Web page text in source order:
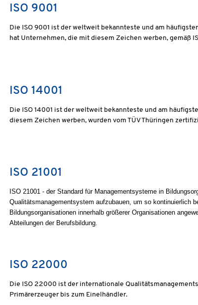
ISO 9001
Die ISO 9001 ist der weltweit bekannteste und am
hat Unternehmen, die mit diesem Zeichen werben, gemäß
ISO 14001
Die ISO 14001 ist der weltweit bekannteste und am
diesem Zeichen werben, wurden vom TÜV Thüringen
ISO 21001
ISO 21001 - der Standard für Managementsysteme in
Qualitätsmanagementsystem aufzubauen, um so kontinuierlich
Bildungsorganisationen innerhalb größerer Organisationen
Abteilungen der Berufsbildung.
ISO 22000
Die ISO 22000 ist der internationale
Primärerzeuger bis zum Einelhändler.